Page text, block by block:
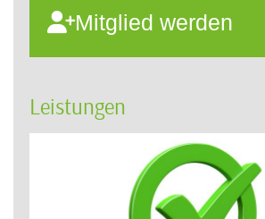
Mitglied werden
Leistungen